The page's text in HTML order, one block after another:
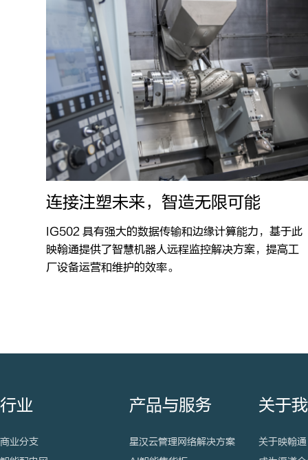
连接注塑未来，智造无限可能
IG502 具有强大的数据传输和边缘计算能力，基于此
映翰通提供了智慧机器人远程监控解决方案，提高工
厂设备运营和维护的效率。
行业
商业分支
产品与服务
星汉云管理网络解决方案
关于
关于映翰通